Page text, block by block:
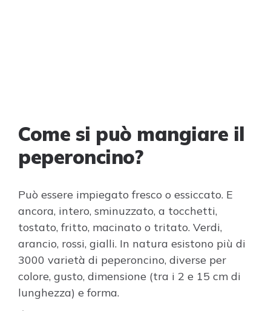
Come si può mangiare il
peperoncino?
Può essere impiegato fresco o essiccato. E
ancora, intero, sminuzzato, a tocchetti,
tostato, fritto, macinato o tritato. Verdi,
arancio, rossi, gialli. In natura esistono più di
3000 varietà di peperoncino, diverse per
colore, gusto, dimensione (tra i 2 e 15 cm di
lunghezza) e forma.